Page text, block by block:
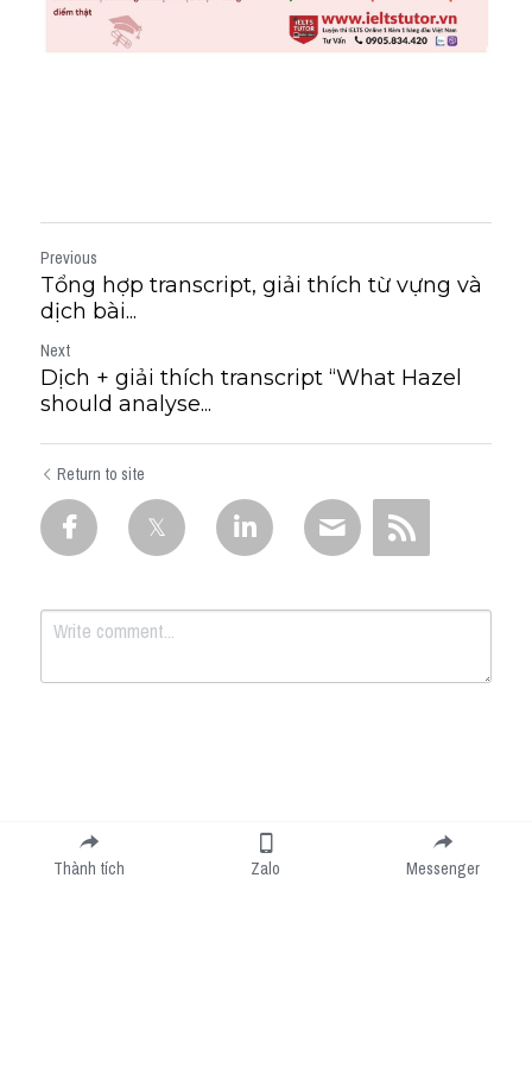
Previous
Tổng hợp transcript, giải thích từ vựng và
dịch bài...
Next
Dịch + giải thích transcript “What Hazel
should analyse...
Return to site
Submit
Thành tích Zalo Messenger